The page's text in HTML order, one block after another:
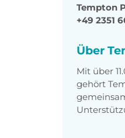
Tempton
+49 2351
Über
Mit über
gehört